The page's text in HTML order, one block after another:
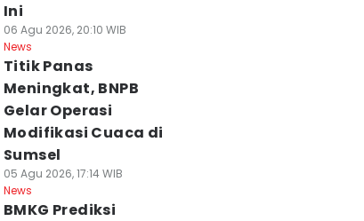
Ini
06 Agu 2026, 20:10 WIB
News
Titik Panas
Meningkat, BNPB
Gelar Operasi
Modifikasi Cuaca di
Sumsel
05 Agu 2026, 17:14 WIB
News
BMKG Prediksi